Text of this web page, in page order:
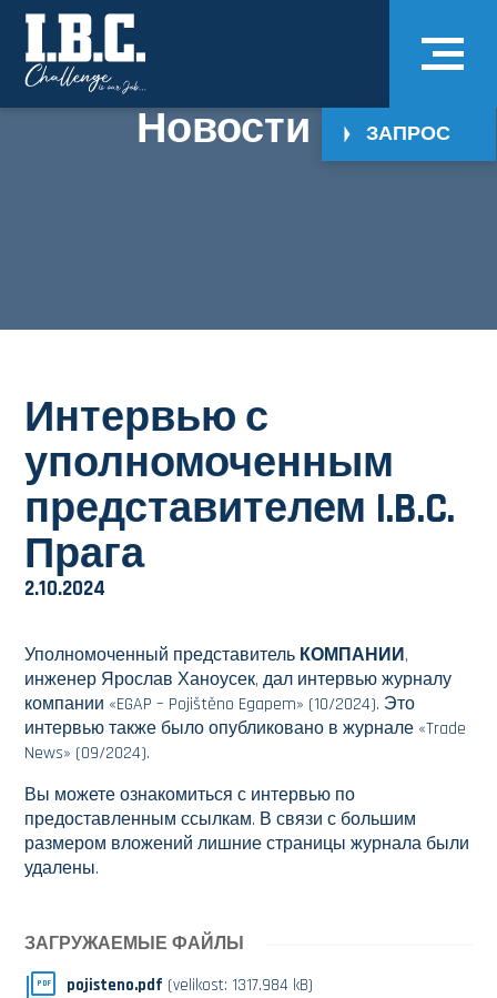
ЗАПРОС
Новости
Интервью с
уполномоченным
представителем I.B.C.
Прага
2.10.2024
Уполномоченный представитель КОМПАНИИ,
инженер Ярослав Ханоусек, дал интервью журналу
компании «EGAP – Pojištěno Egapem» (10/2024). Это
интервью также было опубликовано в журнале «Trade
News» (09/2024).
Вы можете ознакомиться с интервью по
предоставленным ссылкам. В связи с большим
размером вложений лишние страницы журнала были
удалены.
ЗАГРУЖАЕМЫЕ ФАЙЛЫ
PDF pojisteno.pdf (velikost: 1317.984 kB)